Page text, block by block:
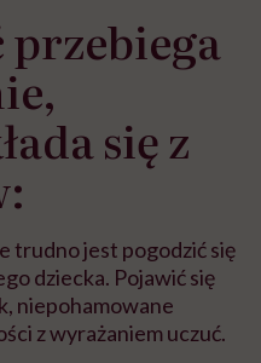
przebiega
się z
trudno jest pogodzić się
dziecka. Pojawić się
niepohamowane
z wyrażaniem uczuć.